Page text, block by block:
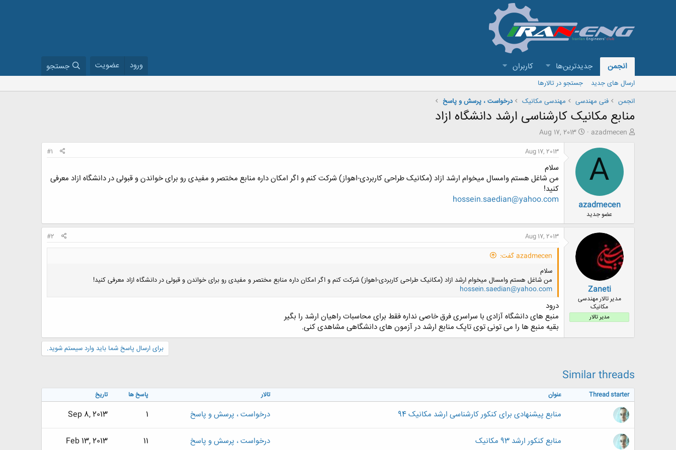
انجمن جدیدترین‌ها کاربران ورود عضویت جستجو
ارسال های جدید
جستجو در تالارها
انجمن
فنی مهندسی مهندسی مکانیک درخواست ، پرسش و پاسخ
منابع مکانیک کارشناسی ارشد دانشگاه ازاد
ش
و
azadmecen
ت
خ
ش
Aug 17, 2013
A
azadmecen
عضو جدید
Aug 17, 2013
#1
سلام
من شاغل هستم وامسال میخوام ارشد ازاد (مکانیک طراحی کاربردی-اهواز) شرکت کنم و اگر امکان داره منابع مختصر و مفیدی رو برای خواندن و قبولی در دانشگاه ازاد معرفی
کنید!
hossein.saedian@yahoo.com
Zaneti
مدیر تالار مهندسی
مکانیک
مدیر تالار
Aug 17, 2013
#2
azadmecen گفت:
سلام
من شاغل هستم وامسال میخوام ارشد ازاد (مکانیک طراحی کاربردی-اهواز) شرکت کنم و اگر امکان داره منابع مختصر و مفیدی رو برای خواندن و قبولی در دانشگاه ازاد معرفی کنید!
hossein.saedian@yahoo.com
کلیک کنید تا باز شود...
درود
منبع های دانشگاه آزادی با سراسری فرق خاصی نداره فقط برای محاسبات راهیان ارشد را بگیر
بقیه منبع ها را می تونی توی تاپک منابع ارشد در آزمون های دانشگاهی مشاهدی کنی.
برای ارسال پاسخ شما باید وارد سیستم شوید.
Similar threads
Thread starter عنوان تالار پاسخ ها تاریخ
منابع پیشنهادی برای کنکور کارشناسی ارشد مکانیک 94 درخواست ، پرسش و پاسخ 1
Sep 8, 2013
منابع کنکور ارشد 93 مکانیک درخواست ، پرسش و پاسخ 11
Feb 13, 2013